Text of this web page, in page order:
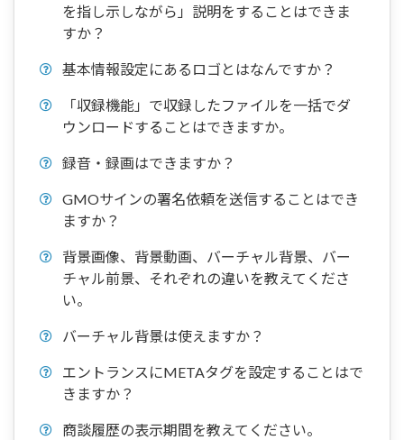
を指し示しながら」説明をすることはできま
すか？
基本情報設定にあるロゴとはなんですか？
「収録機能」で収録したファイルを一括でダ
ウンロードすることはできますか。
録音・録画はできますか？
GMOサインの署名依頼を送信することはでき
ますか？
背景画像、背景動画、バーチャル背景、バー
チャル前景、それぞれの違いを教えてくださ
い。
バーチャル背景は使えますか？
エントランスにMETAタグを設定することはで
きますか？
商談履歴の表示期間を教えてください。